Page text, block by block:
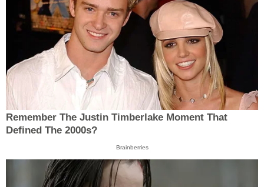
Remember The Justin Timberlake Moment That
Defined The 2000s?
Brainberries